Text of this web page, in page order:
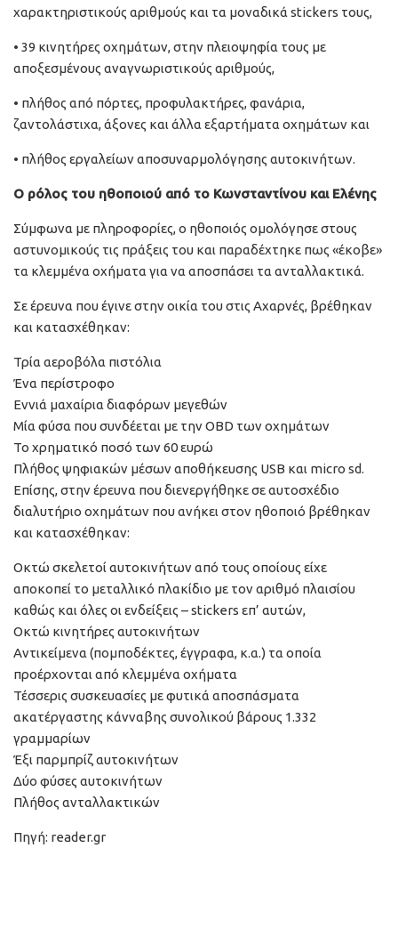
χαρακτηριστικούς αριθμούς και τα μοναδικά stickers τους,
• 39 κινητήρες οχημάτων, στην πλειοψηφία τους με
αποξεσμένους αναγνωριστικούς αριθμούς,
• πλήθος από πόρτες, προφυλακτήρες, φανάρια,
ζαντολάστιχα, άξονες και άλλα εξαρτήματα οχημάτων και
• πλήθος εργαλείων αποσυναρμολόγησης αυτοκινήτων.
Ο ρόλος του ηθοποιού από το Κωνσταντίνου και Ελένης
Σύμφωνα με πληροφορίες, ο ηθοποιός ομολόγησε στους
αστυνομικούς τις πράξεις του και παραδέχτηκε πως «έκοβε»
τα κλεμμένα οχήματα για να αποσπάσει τα ανταλλακτικά.
Σε έρευνα που έγινε στην οικία του στις Αχαρνές, βρέθηκαν
και κατασχέθηκαν:
Τρία αεροβόλα πιστόλια
Ένα περίστροφο
Εννιά μαχαίρια διαφόρων μεγεθών
Μία φύσα που συνδέεται με την OBD των οχημάτων
Το χρηματικό ποσό των 60 ευρώ
Πλήθος ψηφιακών μέσων αποθήκευσης USB και micro sd.
Επίσης, στην έρευνα που διενεργήθηκε σε αυτοσχέδιο
διαλυτήριο οχημάτων που ανήκει στον ηθοποιό βρέθηκαν
και κατασχέθηκαν:
Οκτώ σκελετοί αυτοκινήτων από τους οποίους είχε
αποκοπεί το μεταλλικό πλακίδιο με τον αριθμό πλαισίου
καθώς και όλες οι ενδείξεις – stickers επ’ αυτών,
Οκτώ κινητήρες αυτοκινήτων
Αντικείμενα (πομποδέκτες, έγγραφα, κ.α.) τα οποία
προέρχονται από κλεμμένα οχήματα
Τέσσερις συσκευασίες με φυτικά αποσπάσματα
ακατέργαστης κάνναβης συνολικού βάρους 1.332
γραμμαρίων
Έξι παρμπρίζ αυτοκινήτων
Δύο φύσες αυτοκινήτων
Πλήθος ανταλλακτικών
Πηγή: reader.gr